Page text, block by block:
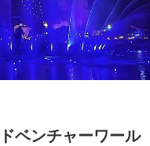
ベンチャーワール